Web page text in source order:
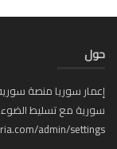
حول
إعمار سوريا منصة
سورية مع تسليط الضوء
admin/settings